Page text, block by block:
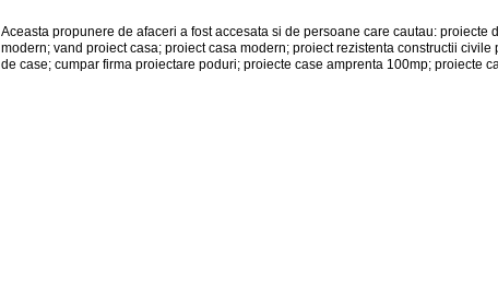
Aceasta propunere de afaceri a fost accesata si de persoane care cautau: proiecte
modern; vand proiect casa; proiect casa modern; proiect rezistenta constructii civile
de case; cumpar firma proiectare poduri; proiecte case amprenta 100mp; proiecte